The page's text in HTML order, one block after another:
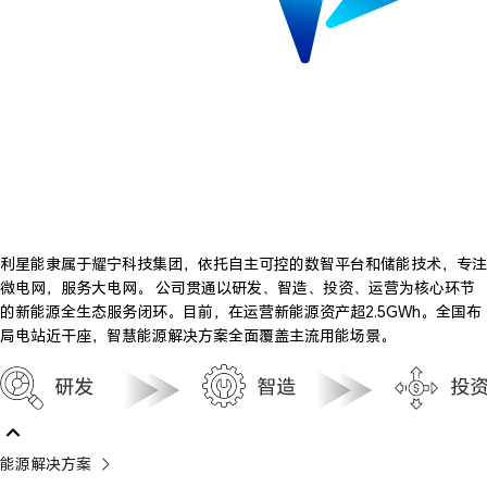
利星能隶属于耀宁科技集团，依托自主可控的数智平台和储能技术，专注
微电网，服务大电网。 公司贯通以研发、智造、投资、运营为核心环节
的新能源全生态服务闭环。目前，在运营新能源资产超2.5GWh。全国布
局电站近干座，智慧能源解决方案全面覆盖主流用能场景。
能源解决方案